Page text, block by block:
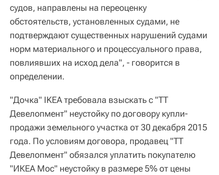
судов, направлены на переоценку
обстоятельств, установленных судами, не
подтверждают существенных нарушений судами
норм материального и процессуального права,
повлиявших на исход дела", - говорится в
определении.
"Дочка" IKEA требовала взыскать с "ТТ
Девелопмент" неустойку по договору купли-
продажи земельного участка от 30 декабря 2015
года. По условиям договора, продавец "ТТ
Девелопмент" обязался уплатить покупателю
"ИКЕА Мос" неустойку в размере 5% от цены